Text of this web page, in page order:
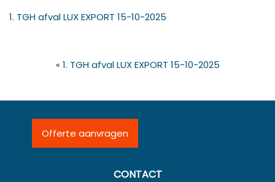
1. TGH afval LUX EXPORT 15-10-2025
« 1. TGH afval LUX EXPORT 15-10-2025
Offerte aanvragen
CONTACT